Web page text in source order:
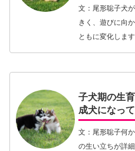
文：尾形聡子犬
きく、遊びに向
ともに変化しま
子犬期の生
成犬になっ
文：尾形聡子何
の生い立ちが詳